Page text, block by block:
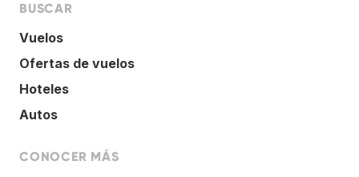
BUSCAR
Vuelos
Ofertas de vuelos
Hoteles
Autos
CONOCER MÁS